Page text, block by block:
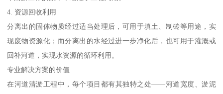
4. 资源回收利用
分离出的固体物质经过适当处理后，可用于填土、制砖等用途，实
现废物资源化；而分离出的水经过进一步净化后，也可用于灌溉或
回补河道，实现水资源的循环利用。
专业解决方案的价值
在河道清淤工程中，每个项目都有其独特之处——河道宽度、淤泥